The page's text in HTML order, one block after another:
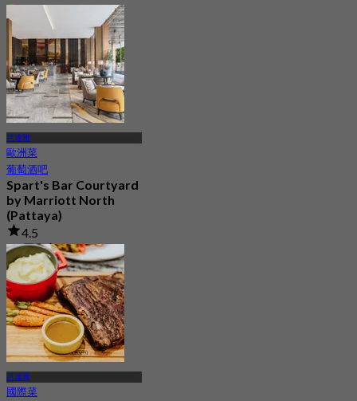
4.5
起
฿ 595
芭達雅
歐洲菜
葡萄酒吧
Spart's Bar Courtyard
by Marriott North
(Pattaya)
4.5
55 已預訂
起฿ 245
芭達雅
國際菜